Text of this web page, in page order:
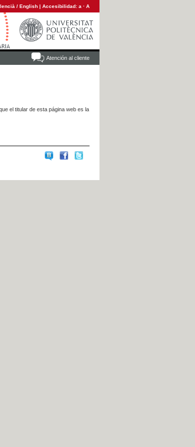
/ English | Accesibilidad: a · A
Atención al cliente
el titular de esta página web es la